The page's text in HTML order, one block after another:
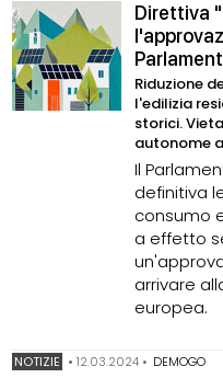
Direttiva
Riduzione
l'edilizia
storici.
autonome
Il
definitiva
consumo
a effetto
arrivare
europea.
NOTIZIE •12.03.2024 • DEMOGO